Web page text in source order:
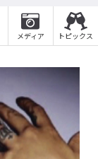
メディア トピックス